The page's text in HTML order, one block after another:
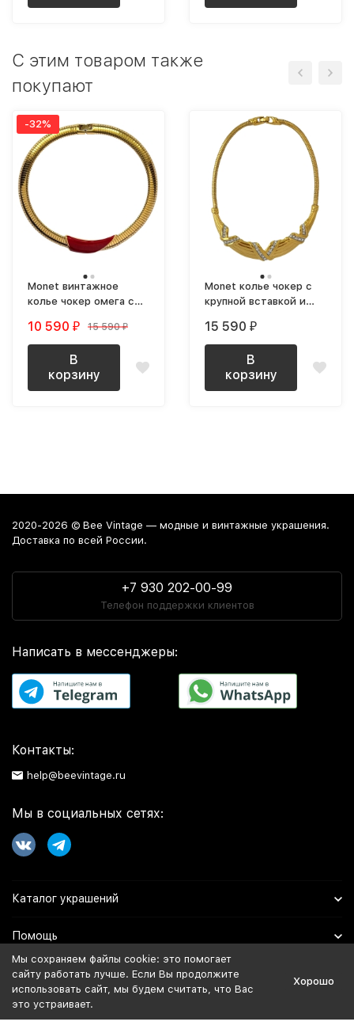
C этим товаром также
покупают
-32%
Monet винтажное
колье чокер омега с
эмалью
10 590 ₽ 15 590 ₽
В
корзину
Monet колье чокер с
крупной вставкой и
15 590 ₽
В
корзину
2020-2026 © Bee Vintage — модные и винтажные украшения.
Доставка по всей России.
+7 930 202-00-99
Телефон поддержки клиентов
Написать в мессенджеры:
Контакты:
help@beevintage.ru
Мы в социальных сетях:
Каталог украшений
Помощь
Информация
Политика персональных данных
Мы сохраняем файлы cookie: это помогает
сайту работать лучше. Если Вы продолжите
использовать сайт, мы будем считать, что Вас
это устраивает.
Хорошо